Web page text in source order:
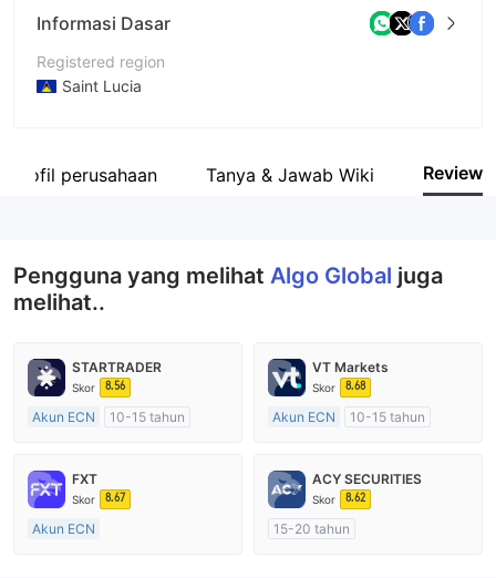
Informasi Dasar
Registered region
Saint Lucia
Nama perusahaan
Profil perusahaan Tanya & Jawab Wiki Review
Pengguna yang melihat Algo Global juga
melihat..
STARTRADER
Skor 8.56
Akun ECN
10-15 tahun
Market Maker (MM)
Lisensi Penuh MT4
VT Markets
Skor 8.68
Akun ECN
10-15 tahun
Market Maker (MM)
Lisensi Penuh MT4
FXT
Skor 8.67
Akun ECN
ACY SECURITIES
Skor 8.62
15-20 tahun